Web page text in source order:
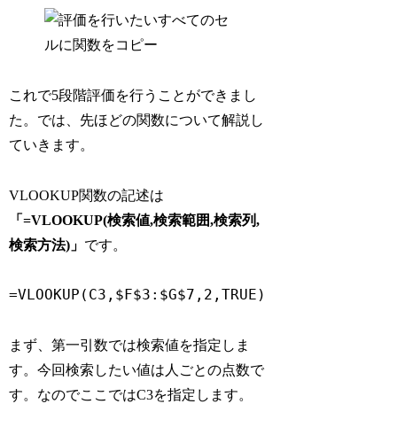
これで5段階評価を行うことができまし
た。では、先ほどの関数について解説し
ていきます。
VLOOKUP関数の記述は
「=VLOOKUP(検索値,検索範囲,検索列,
検索方法)」 です。
=VLOOKUP(C3,$F$3:$G$7,2,TRUE)
まず、第一引数では検索値を指定しま
す。今回検索したい値は人ごとの点数で
す。なのでここではC3を指定します。